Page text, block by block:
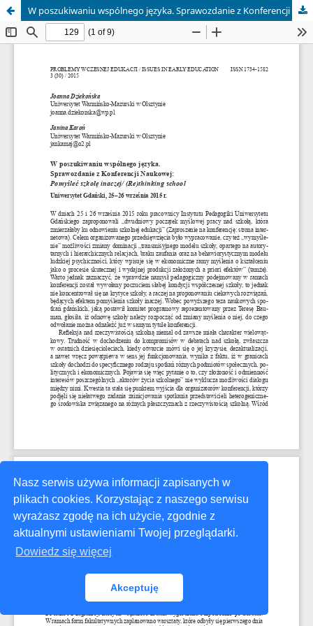
Nasz serwis używa informacji zapisanych w
plikach cookies. Korzystając z naszego serwisu
wyrażasz zgodę na ich użycie, zgodnie z
aktualnymi ustawieniami Twojej przeglądarki.
Dowiedz się więcej
Akceptuję
W poszukiwaniu wspólnego języka. Sprawozdanie z Konferencji Naukowej: Pomyśleć szkołę inaczej/ (Re)thinking school Uniwersytet Gdański, 25–26 września 2015 r.